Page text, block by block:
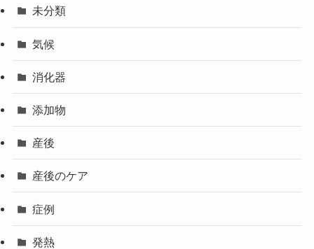
未分類
気候
消化器
添加物
産後
産後のケア
症例
発熱